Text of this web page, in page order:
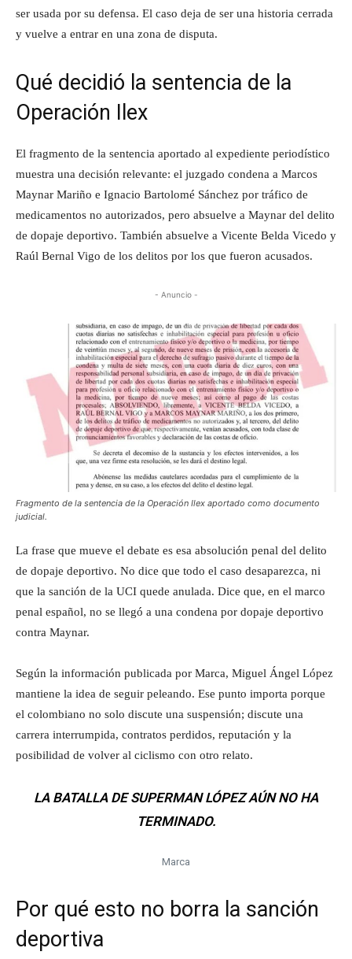
ser usada por su defensa. El caso deja de ser una historia cerrada
y vuelve a entrar en una zona de disputa.
Qué decidió la sentencia de la
Operación Ilex
El fragmento de la sentencia aportado al expediente periodístico
muestra una decisión relevante: el juzgado condena a Marcos
Maynar Mariño e Ignacio Bartolomé Sánchez por tráfico de
medicamentos no autorizados, pero absuelve a Maynar del delito
de dopaje deportivo. También absuelve a Vicente Belda Vicedo y
Raúl Bernal Vigo de los delitos por los que fueron acusados.
- Anuncio -
Fragmento de la sentencia de la Operación Ilex aportado como documento
judicial.
La frase que mueve el debate es esa absolución penal del delito
de dopaje deportivo. No dice que todo el caso desaparezca, ni
que la sanción de la UCI quede anulada. Dice que, en el marco
penal español, no se llegó a una condena por dopaje deportivo
contra Maynar.
Según la información publicada por Marca, Miguel Ángel López
mantiene la idea de seguir peleando. Ese punto importa porque
el colombiano no solo discute una suspensión; discute una
carrera interrumpida, contratos perdidos, reputación y la
posibilidad de volver al ciclismo con otro relato.
LA BATALLA DE SUPERMAN LÓPEZ AÚN NO HA
TERMINADO.
Marca
Por qué esto no borra la sanción
deportiva